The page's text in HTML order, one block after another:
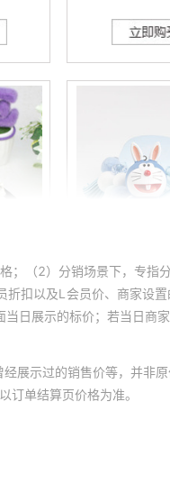
；（2）分销场景下，专
扣以及L会员价、商家设
日展示的标价；若当日商
展示过的销售价等，并非原
单结算页价格为准。